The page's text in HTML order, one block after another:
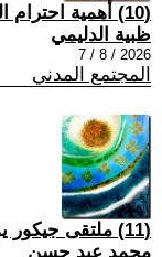
(10) أهمية احترام القانون في الحياة اليومية
ظبية الدليمي
2026 / 8 / 7
المجتمع المدني
(11) ملتقى
محمد عبد حسن